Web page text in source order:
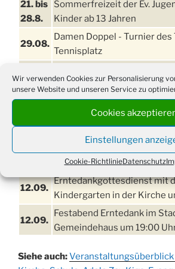
Wir verwenden Cookies zur Personalisierung
unsere Website und unseren Service zu
Cookies
Einstellungen
Cookie-RichtlinieDatenschutz
21. bis
28.8.
Sommerfreizeit der Ev.
Kinder ab 13 Jahren
29.08.
Damen Doppel - Turnier des
Tennisplatz
03.09.
09:00 Uhr
11. bis
Erntefest in Drabenderhöhe
Disco für Jung und
(Ernteverein) im
Gemeindehaus um 20:00
12.09.
Erntedankgottesdienst mit
Kindergarten in der Kirche
12.09.
Festabend Erntedank im
Gemeindehaus um 19:00
13.09.
Stadtteilhaus um 14:00 Uhr
Siehe auch:Veranstaltungsüberblick